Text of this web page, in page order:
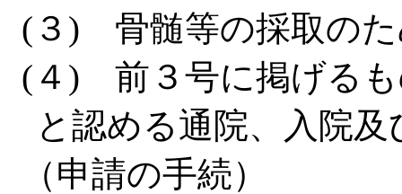
(３) 骨髄等の採取のた
(４) 前３号に掲げるも
と認める通院、入院及
（申請の手続）